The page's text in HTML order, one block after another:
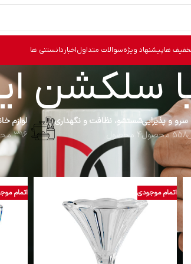
هاپیشنهاد ویژهسوالات متداولاخبار دانستنی ها
سلکشن
سرو و پذیرایی
558 محصول
شستشو، نظافت و نگهداری
4 محصول
لوازم
396 محصول
ایران”
اتمام موجودی اتمام